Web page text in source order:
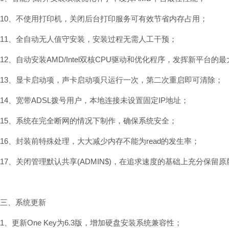
10、不使用打印机，关闭后台打印服务可有效节省内存占用；
11、全自动无人值守安装，安装过程无需人工干预；
12、自动安装AMD/Intel双核CPU驱动和优化程序，发挥新平台的最
13、显卡启动项，声卡启动项只运行一次，第二次重启即可清除；
14、宽带ADSL拨号用户，本地连接未设置固定IP地址；
15、系统在完全断网的情况下制作，确保系统安全；
16、封装前特殊处理，大大减少内存不能为read的发生率；
17、关闭管理默认共享(ADMIN$)，在追求速度的基础上充分保留
三、系统更新
1、更新One Key为6.3版，增加硬盘安装系统兼容性；